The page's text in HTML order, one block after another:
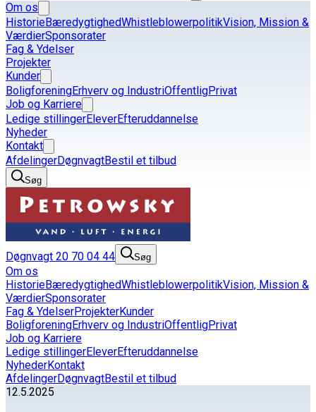
Om os
HistorieBæredygtighedWhistleblowerpolitikVision, Mission &
VærdierSponsorater
Fag & Ydelser
Projekter
Kunder
BoligforeningErhverv og IndustriOffentligPrivat
Job og Karriere
Ledige stillingerEleverEfteruddannelse
Nyheder
Kontakt
AfdelingerDøgnvagtBestil et tilbud
Søg
Døgnvagt 20 70 04 44 Søg
Om os
HistorieBæredygtighedWhistleblowerpolitikVision, Mission &
VærdierSponsorater
Fag & YdelserProjekterKunder
BoligforeningErhverv og IndustriOffentligPrivat
Job og Karriere
Ledige stillingerEleverEfteruddannelse
NyhederKontakt
AfdelingerDøgnvagtBestil et tilbud
12.5.2025